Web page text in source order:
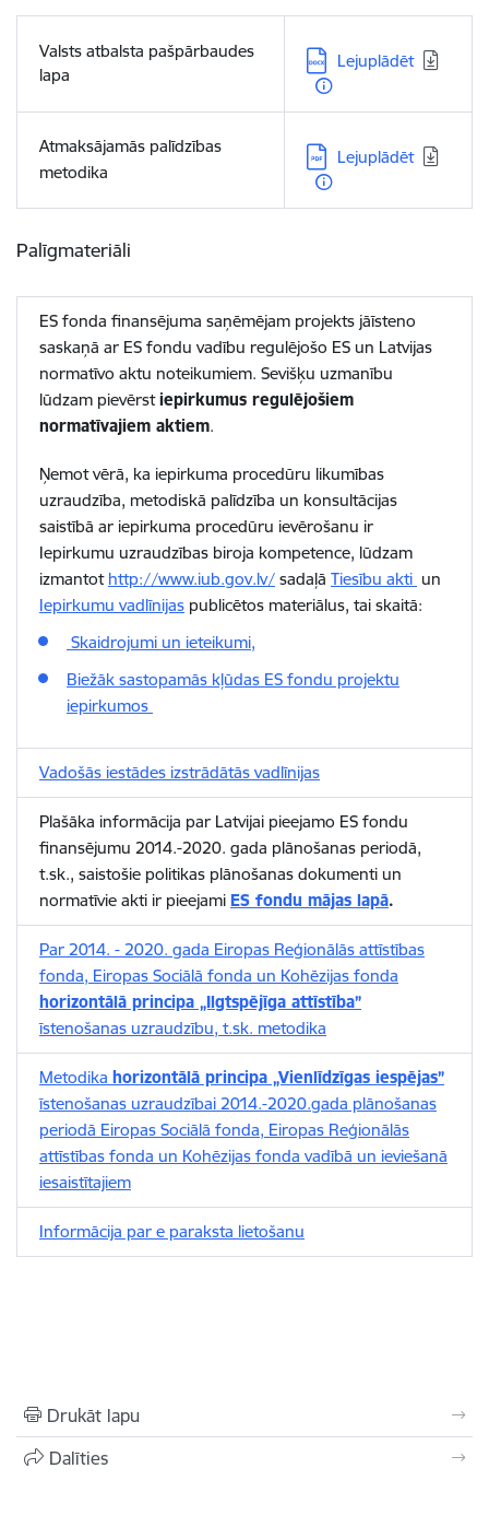
Valsts atbalsta pašpārbaudes
lapa
Lejupielādēt:
Lejuplādēt
Atmaksājamās palīdzības
metodika
Lejupielādēt:
Lejuplādēt
Palīgmateriāli
ES fonda finansējuma saņēmējam projekts jāīsteno
saskaņā ar ES fondu vadību regulējošo ES un Latvijas
normatīvo aktu noteikumiem. Sevišķu uzmanību
lūdzam pievērstiepirkumus regulējošiem
normatīvajiem aktiem.
Ņemot vērā, ka iepirkuma procedūru likumības
uzraudzība, metodiskā palīdzība un konsultācijas
saistībā ar iepirkuma procedūru ievērošanu ir
Iepirkumu uzraudzības biroja kompetence, lūdzam
izmantot http://www.iub.gov.lv/ sadaļā Tiesību akti un
Iepirkumu vadlīnijas publicētos materiālus, tai skaitā:
Skaidrojumi un ieteikumi,
Biežāk sastopamās kļūdas ES fondu projektu
iepirkumos
Vadošās iestādes izstrādātās vadlīnijas
Plašāka informācija par Latvijai pieejamo ES fondu
finansējumu 2014.-2020. gada plānošanas periodā,
t.sk., saistošie politikas plānošanas dokumenti un
normatīvie akti ir pieejami ES fondu mājas lapā.
Par 2014. - 2020. gada Eiropas Reģionālās attīstības
fonda, Eiropas Sociālā fonda un Kohēzijas fonda
horizontālā principa „Ilgtspējīga attīstība”
īstenošanas uzraudzību, t.sk. metodika
Metodika horizontālā principa „Vienlīdzīgas iespējas”
īstenošanas uzraudzībai 2014.-2020.gada plānošanas
periodā Eiropas Sociālā fonda, Eiropas Reģionālās
attīstības fonda un Kohēzijas fonda vadībā un ieviešanā
iesaistītajiem
Informācija par e paraksta lietošanu
Drukāt lapu
Dalīties